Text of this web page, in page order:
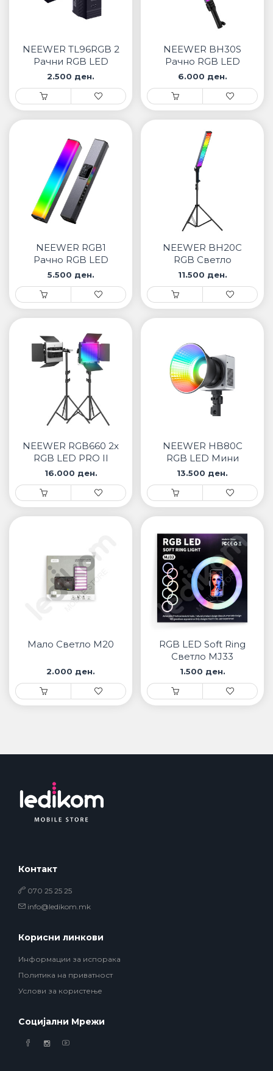
NEEWER TL96RGB 2
Рачни RGB LED
светла
2.500 ден.
NEEWER BH30S
Рачно RGB LED
светло
6.000 ден.
NEEWER RGB1
Рачно RGB LED
светло
5.500 ден.
NEEWER BH20C
RGB Светло
11.500 ден.
NEEWER RGB660 2x
RGB LED PRO II
комплет
16.000 ден.
NEEWER HB80C
RGB LED Мини
Видео Светло
13.500 ден.
Мало Светло M20
2.000 ден.
RGB LED Soft Ring
Светло MJ33
1.500 ден.
Контакт
070 25 25 25
info@ledikom.mk
Корисни линкови
Информации за испорака
Политика на приватност
Услови за користење
Социјални Мрежи